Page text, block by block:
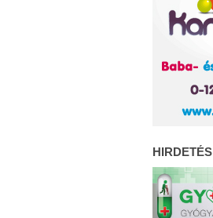
HIRDETÉS